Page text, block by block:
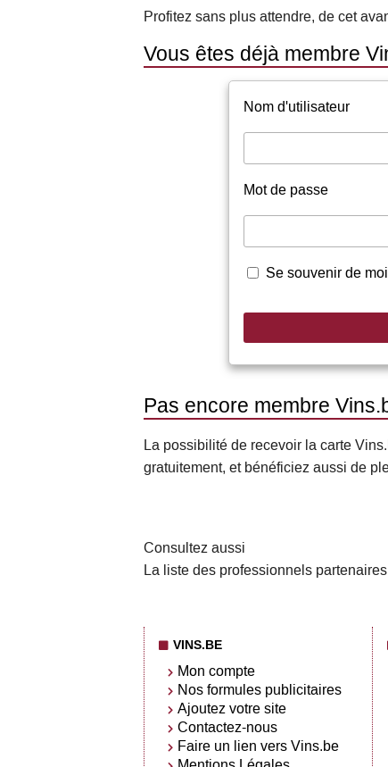
Profitez sans plus attendre, de cet
Vous êtes déjà membre
Nom d'utilisateur
Mot de passe
Se souvenir de moi
Pas encore membre
La possibilité de recevoir la carte
gratuitement, et bénéficiez aussi de
Consultez aussi
La liste des professionnels
VINS.BE
Mon compte
Nos formules publicitaires
Ajoutez votre site
Contactez-nous
Faire un lien vers Vins.be